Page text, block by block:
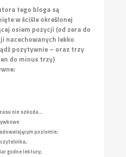
tego bloga są
w ściśle określonej
osiem pozycji (od zera do
nacechowanych lekko
pozytywnie – oraz trzy
do minus trzy)
nie szkoda...
poziomie;
godne lektury;